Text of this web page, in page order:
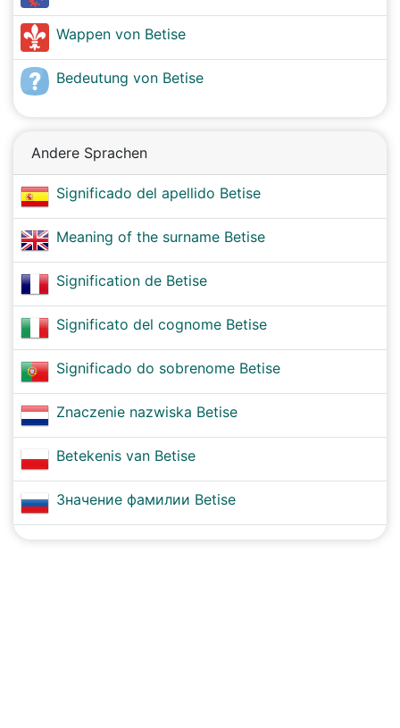
Wappen von Betise
Bedeutung von Betise
Andere Sprachen
Significado del apellido Betise
Meaning of the surname Betise
Signification de Betise
Significato del cognome Betise
Significado do sobrenome Betise
Znaczenie nazwiska Betise
Betekenis van Betise
Значение фамилии Betise